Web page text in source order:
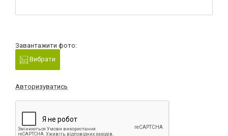
Завантажити фото:
Вибрати
Авторизуватись